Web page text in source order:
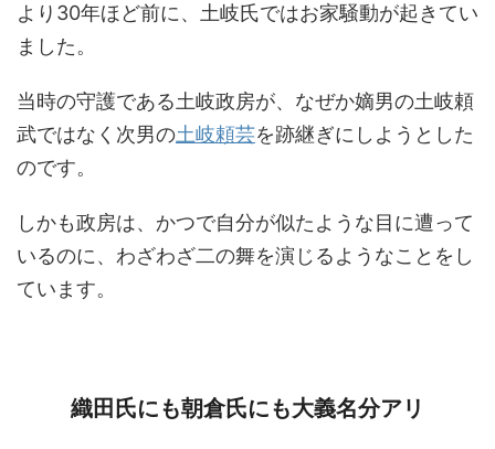
より30年ほど前に、土岐氏ではお家騒動が起きてい
ました。
当時の守護である土岐政房が、なぜか嫡男の土岐頼
武ではなく次男の土岐頼芸を跡継ぎにしようとした
のです。
しかも政房は、かつで自分が似たような目に遭って
いるのに、わざわざ二の舞を演じるようなことをし
ています。
織田氏にも朝倉氏にも大義名分アリ